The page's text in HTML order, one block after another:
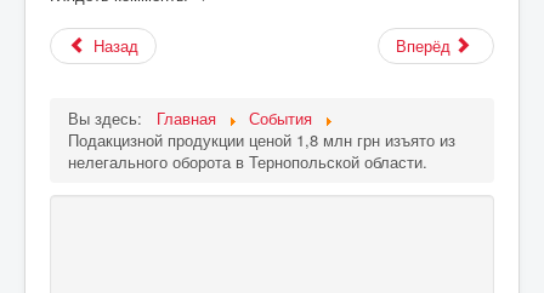
Назад Вперёд
Вы здесь: Главная
События
Подакцизной продукции ценой 1,8 млн грн изъято из
нелегального оборота в Тернопольской области.